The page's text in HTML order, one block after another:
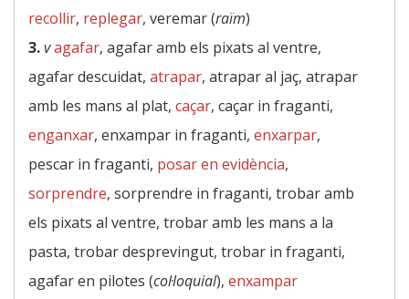
recollir, replegar, veremar (raïm)
3.vagafar, agafar amb els pixats al ventre,
agafar descuidat, atrapar, atrapar al jaç, atrapar
amb les mans al plat, caçar, caçar in fraganti,
enganxar, enxampar in fraganti, enxarpar,
pescar in fraganti, posar en evidència,
sorprendre, sorprendre in fraganti, trobar amb
els pixats al ventre, trobar amb les mans a la
pasta, trobar desprevingut, trobar in fraganti,
agafar en pilotes (col·loquial), enxampar